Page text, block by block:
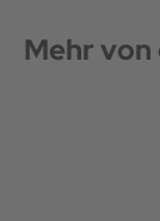
Mehr von